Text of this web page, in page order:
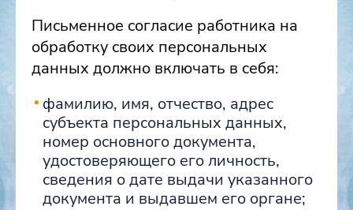
Письменное согласие работника на
обработку своих персональных
данных должно включать в себя:
фамилию, имя, отчество, адрес
субъекта персональных данных,
номер основного документа,
удостоверяющего его личность,
сведения о дате выдачи указанного
документа и выдавшем его органе;